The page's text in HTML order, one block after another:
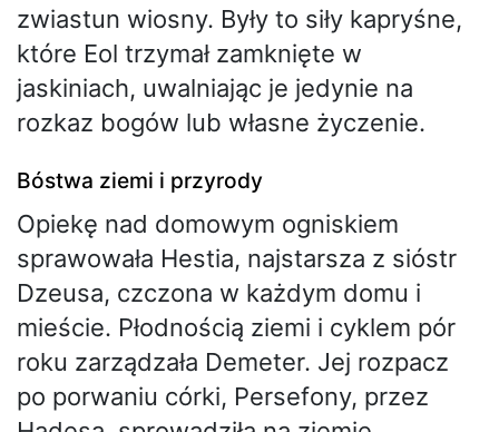
zwiastun wiosny. Były to siły kapryśne,
które Eol trzymał zamknięte w
jaskiniach, uwalniając je jedynie na
rozkaz bogów lub własne życzenie.
Bóstwa ziemi i przyrody
Opiekę nad domowym ogniskiem
sprawowała Hestia, najstarsza z sióstr
Dzeusa, czczona w każdym domu i
mieście. Płodnością ziemi i cyklem pór
roku zarządzała Demeter. Jej rozpacz
po porwaniu córki, Persefony, przez